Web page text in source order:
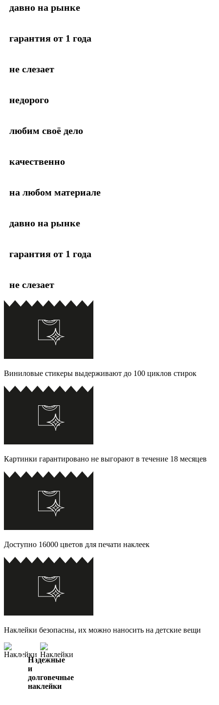
давно на рынке
гарантия от 1 года
не слезает
недорого
любим своё дело
качественно
на любом материале
давно на рынке
гарантия от 1 года
не слезает
Виниловые стикеры выдерживают до 100 циклов стирок
Картинки гарантировано не выгорают в течение 18 месяцев
Доступно 16000 цветов для печати наклеек
Наклейки безопасны, их можно наносить на детские вещи
Надежные
и
долговечные
наклейки